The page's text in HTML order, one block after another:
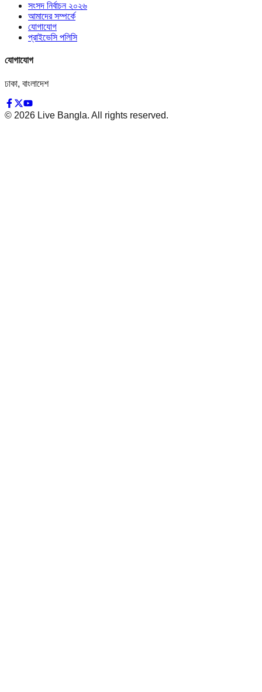
সংসদ নির্বাচন ২০২৬
আমাদের সম্পর্কে
যোগাযোগ
প্রাইভেসি পলিসি
যোগাযোগ
ঢাকা, বাংলাদেশ
© 2026 Live Bangla. All rights reserved.